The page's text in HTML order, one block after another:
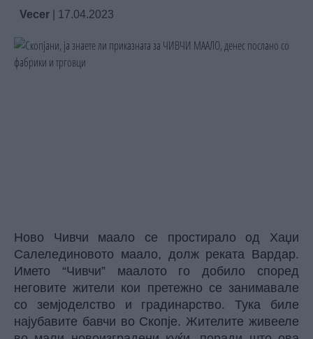
Vecer 17.04.2023
Ново Чивчи маало се простирало од Хаџи
Салелединовото маало, долж реката Вардар.
Името “Чивчи” маалото го добило според
неговите жители кои претежно се занимавале
со земјоделство и градинарство. Тука биле
најубавите бавчи во Скопје. Жителите живееле